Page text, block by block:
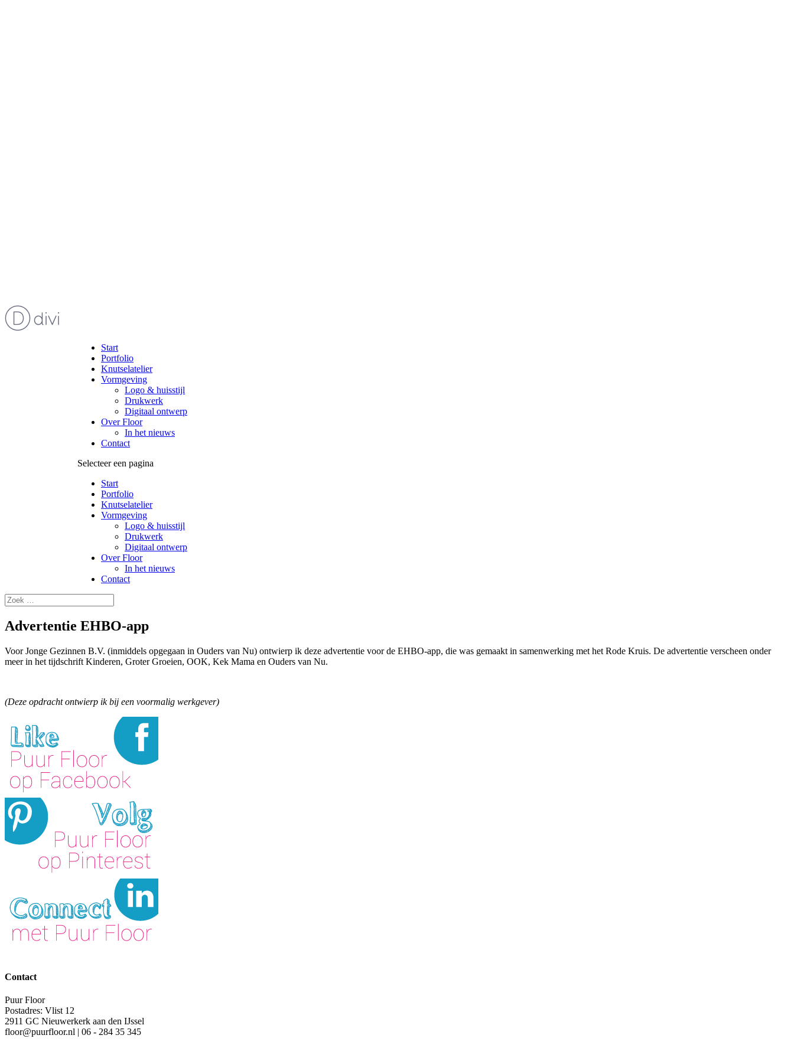
Start
Portfolio
Knutselatelier
Vormgeving
Logo & huisstijl
Drukwerk
Digitaal ontwerp
Over Floor
In het nieuws
Contact
Selecteer een pagina
Start
Portfolio
Knutselatelier
Vormgeving
Logo & huisstijl
Drukwerk
Digitaal ontwerp
Over Floor
In het nieuws
Contact
Advertentie EHBO-app
Voor Jonge Gezinnen B.V. (inmiddels opgegaan in Ouders van Nu) ontwierp ik deze advertentie voor de EHBO-app, die was gemaakt in samenwerking met het Rode Kruis. De advertentie verscheen onder
meer in het tijdschrift Kinderen, Groter Groeien, OOK, Kek Mama en Ouders van Nu.
(Deze opdracht ontwierp ik bij een voormalig werkgever)
Contact
Puur Floor
Postadres: Vlist 12
2911 GC Nieuwerkerk aan den IJssel
floor@puurfloor.nl | 06 - 284 35 345